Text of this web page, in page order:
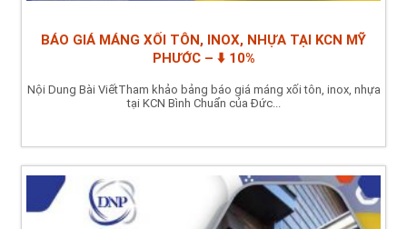
BÁO GIÁ MÁNG XỐI TÔN, INOX, NHỰA TẠI KCN MỸ
PHƯỚC – ⬇️ 10%
Nội Dung Bài ViếtTham khảo bảng báo giá máng xối tôn, inox, nhựa
tại KCN Bình Chuẩn của Đức...